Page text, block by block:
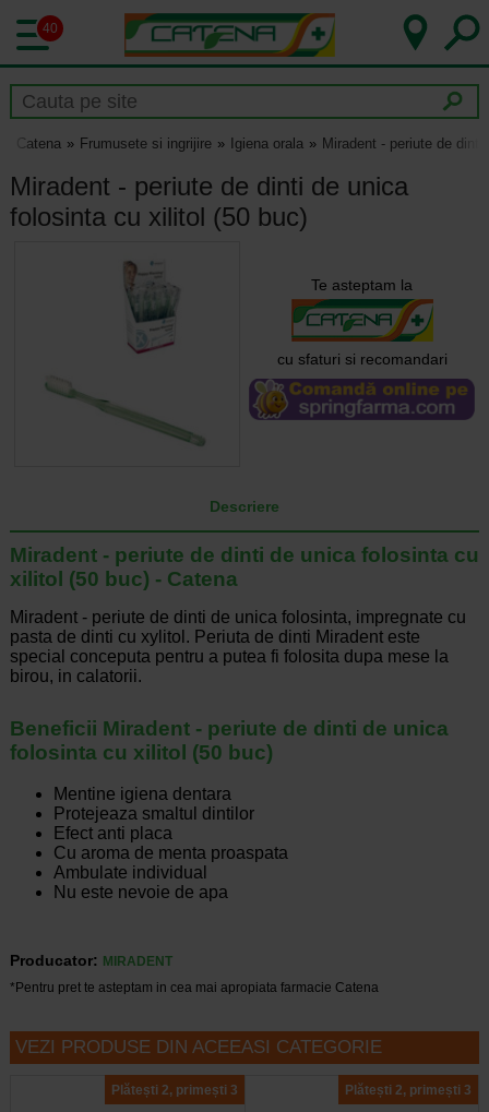
40
Catena Frumusete si ingrijire Igiena orala Miradent - periute de
Miradent - periute de dinti de unica
folosinta cu xilitol (50 buc)
Te asteptam la
cu sfaturi si recomandari
Descriere
Miradent - periute de dinti de unica folosinta cu
xilitol (50 buc) - Catena
Miradent - periute de dinti de unica folosinta, impregnate cu
pasta de dinti cu xylitol. Periuta de dinti Miradent este
special conceputa pentru a putea fi folosita dupa mese la
birou, in calatorii.
Beneficii Miradent - periute de dinti de unica
folosinta cu xilitol (50 buc)
Mentine igiena dentara
Protejeaza smaltul dintilor
Efect anti placa
Cu aroma de menta proaspata
Ambulate individual
Nu este nevoie de apa
Producator: MIRADENT
*Pentru pret te asteptam in cea mai apropiata farmacie Catena
VEZI PRODUSE DIN ACEEASI CATEGORIE
Plătești 2, primești 3 Plătești 2, primești 3